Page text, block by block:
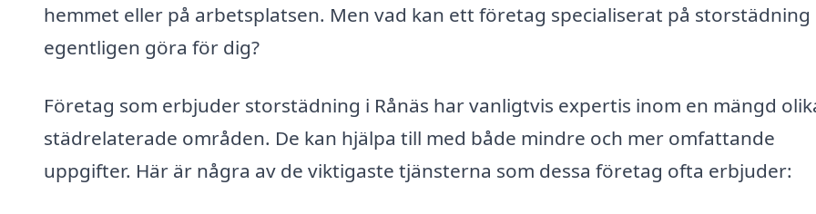
hemmet eller på arbetsplatsen. Men vad kan ett företag specialiserat på storstädning
egentligen göra för dig?
Företag som erbjuder storstädning i Rånäs har vanligtvis expertis inom en mängd
städrelaterade områden. De kan hjälpa till med både mindre och mer omfattande
uppgifter. Här är några av de viktigaste tjänsterna som dessa företag ofta erbjuder: